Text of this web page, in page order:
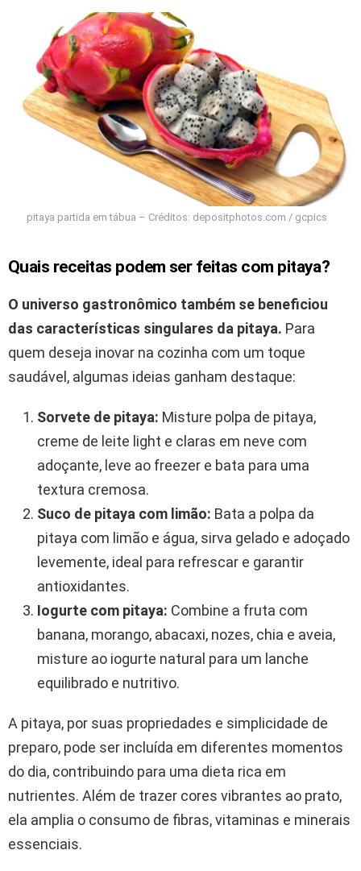
pitaya partida em tábua – Créditos: depositphotos.com / gcpics
Quais receitas podem ser feitas com pitaya?
O universo gastronômico também se beneficiou
das características singulares da pitaya. Para
quem deseja inovar na cozinha com um toque
saudável, algumas ideias ganham destaque:
Sorvete de pitaya: Misture polpa de pitaya,
creme de leite light e claras em neve com
adoçante, leve ao freezer e bata para uma
textura cremosa.
Suco de pitaya com limão: Bata a polpa da
pitaya com limão e água, sirva gelado e adoçado
levemente, ideal para refrescar e garantir
antioxidantes.
Iogurte com pitaya: Combine a fruta com
banana, morango, abacaxi, nozes, chia e aveia,
misture ao iogurte natural para um lanche
equilibrado e nutritivo.
A pitaya, por suas propriedades e simplicidade de
preparo, pode ser incluída em diferentes momentos
do dia, contribuindo para uma dieta rica em
nutrientes. Além de trazer cores vibrantes ao prato,
ela amplia o consumo de fibras, vitaminas e minerais
essenciais.